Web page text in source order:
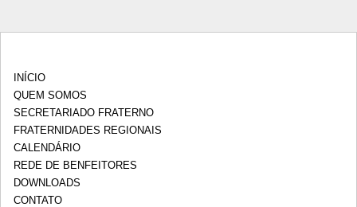
INÍCIO
QUEM SOMOS
SECRETARIADO FRATERNO
FRATERNIDADES REGIONAIS
CALENDÁRIO
REDE DE BENFEITORES
DOWNLOADS
CONTATO